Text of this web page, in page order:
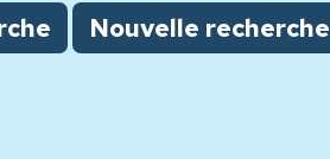
Nouvelle recherche